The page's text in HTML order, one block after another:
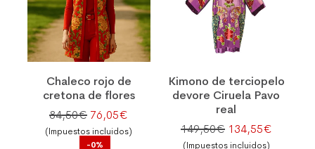
Chaleco rojo de
cretona de flores
84,50€ El precio original era: 84,50€.
76,05€ El precio actual es: 76,05€.
(Impuestos incluidos)
-0%
Kimono de terciopelo
devore Ciruela Pavo
real
149,50€ El precio
134,55€El
(Impuestos incluidos)